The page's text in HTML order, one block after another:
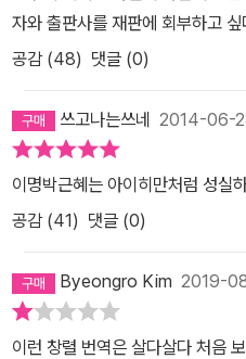
자와 출판사를 재판에 회부하고 싶
공감 (48) 댓글 (0)
쓰고나는쓰네 2014-06-
이명박근혜는 아이히만처럼 성실
공감 (41) 댓글 (0)
Byeongro Kim 2019-
이런 창렬 번역은 살다살다 처음